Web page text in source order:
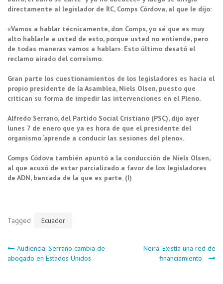
directamente al legislador de RC, Comps Córdova, al que le dijo:
«Vamos a hablar técnicamente, don Comps, yo sé que es muy
alto hablarle a usted de esto, porque usted no entiende, pero
de todas maneras vamos a hablar». Esto último desató el
reclamo airado del correísmo.
Gran parte los cuestionamientos de los legisladores es hacia el
propio presidente de la Asamblea, Niels Olsen, puesto que
critican su forma de impedir las intervenciones en el Pleno.
Alfredo Serrano, del Partido Social Cristiano (PSC), dijo ayer
lunes 7 de enero que ya es hora de que el presidente del
organismo ‘aprende a conducir las sesiones del pleno».
Comps Códova también apuntó a la conducción de Niels Olsen,
al que acusó de estar parcializado a favor de los legisladores
de ADN, bancada de la que es parte. (I)
Tagged Ecuador
Navegación
Audiencia: Serrano cambia de
abogado en Estados Unidos
Neira: Existía una red de
financiamiento